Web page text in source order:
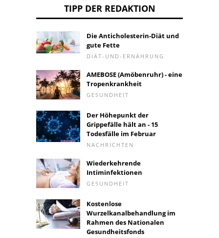
TIPP DER REDAKTION
Die Anticholesterin-Diät und
gute Fette
DIÄT-UND-ERNÄHRUNG
AMEBOSE (Amöbenruhr) - eine
Tropenkrankheit
GESUNDHEIT
Der Höhepunkt der
Grippefälle hält an - 15
Todesfälle im Februar
NACHRICHTEN
Wiederkehrende
Intiminfektionen
GESUNDHEIT
Kostenlose
Wurzelkanalbehandlung im
Rahmen des Nationalen
Gesundheitsfonds